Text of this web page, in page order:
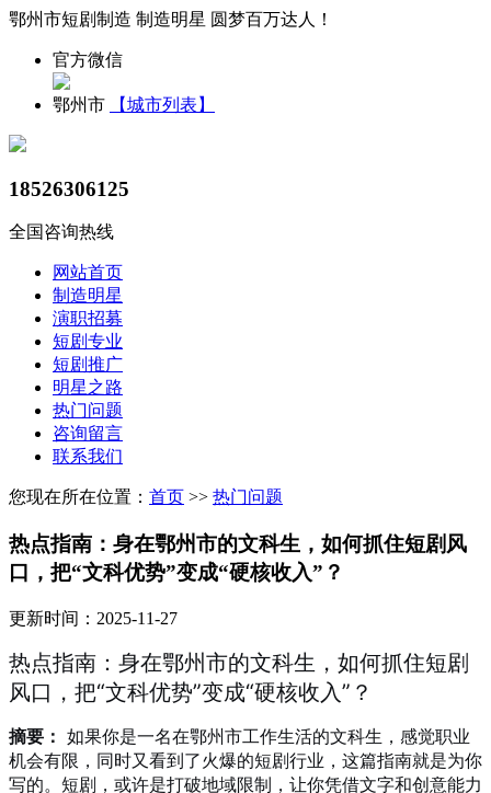
鄂州市短剧制造 制造明星 圆梦百万达人！
官方微信
鄂州市 【城市列表】
18526306125
全国咨询热线
网站首页
制造明星
演职招募
短剧专业
短剧推广
明星之路
热门问题
咨询留言
联系我们
您现在所在位置： 首页 >> 热门问题
热点指南：身在鄂州市的文科生，如何抓住短剧风
口，把“文科优势”变成“硬核收入”？
更新时间：2025-11-27
热点指南：身在鄂州市的文科生，如何抓住短剧
风口，把“文科优势”变成“硬核收入”？
摘要： 如果你是一名在鄂州市工作生活的文科生，感觉职业
机会有限，同时又看到了火爆的短剧行业，这篇指南就是为你
写的。短剧，或许是打破地域限制，让你凭借文字和创意能力